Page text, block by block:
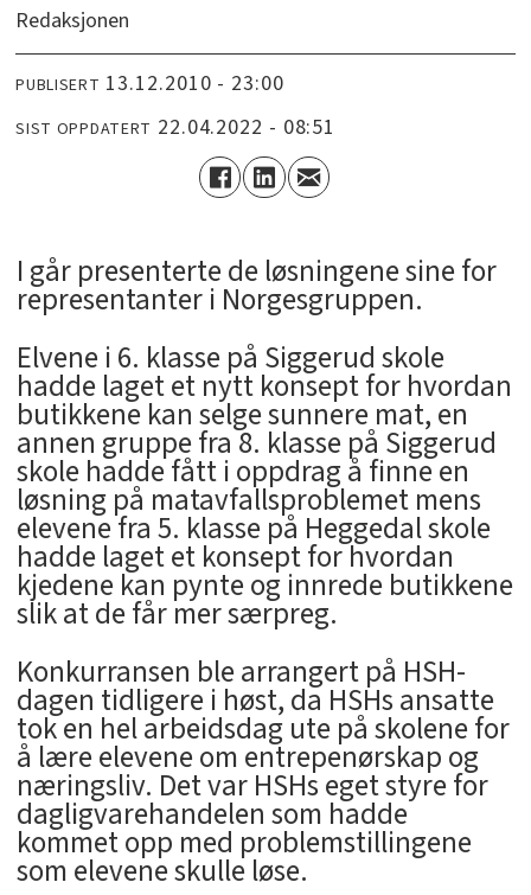
Redaksjonen
PUBLISERT 13.12.2010 - 23:00
SIST OPPDATERT 22.04.2022 - 08:51
I går presenterte de løsningene sine for
representanter i Norgesgruppen.
Elvene i 6. klasse på Siggerud skole
hadde laget et nytt konsept for hvordan
butikkene kan selge sunnere mat, en
annen gruppe fra 8. klasse på Siggerud
skole hadde fått i oppdrag å finne en
løsning på matavfallsproblemet mens
elevene fra 5. klasse på Heggedal skole
hadde laget et konsept for hvordan
kjedene kan pynte og innrede butikkene
slik at de får mer særpreg.
Konkurransen ble arrangert på HSH-
dagen tidligere i høst, da HSHs ansatte
tok en hel arbeidsdag ute på skolene for
å lære elevene om entrepenørskap og
næringsliv. Det var HSHs eget styre for
dagligvarehandelen som hadde
kommet opp med problemstillingene
som elevene skulle løse.